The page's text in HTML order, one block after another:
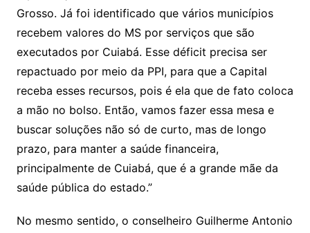
Grosso. Já foi identificado que vários municípios
recebem valores do MS por serviços que são
executados por Cuiabá. Esse déficit precisa ser
repactuado por meio da PPI, para que a Capital
receba esses recursos, pois é ela que de fato coloca
a mão no bolso. Então, vamos fazer essa mesa e
buscar soluções não só de curto, mas de longo
prazo, para manter a saúde financeira,
principalmente de Cuiabá, que é a grande mãe da
saúde pública do estado.”
No mesmo sentido, o conselheiro Guilherme Antonio